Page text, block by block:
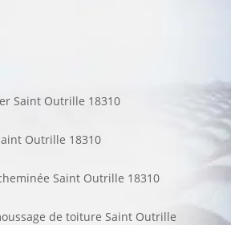
Saint Outrille 18310
Outrille 18310
Saint Outrille 18310
de toiture Saint Outrille